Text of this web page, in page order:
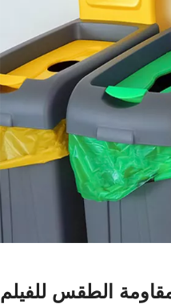
الطقس للفيلم